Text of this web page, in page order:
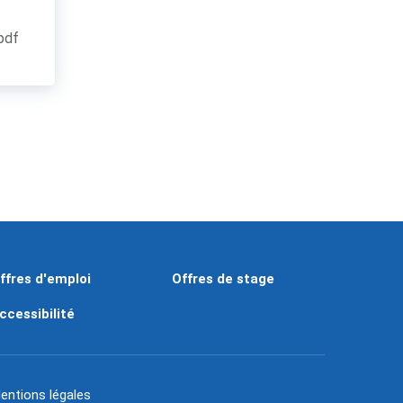
d'emploi Offres de stage
légales